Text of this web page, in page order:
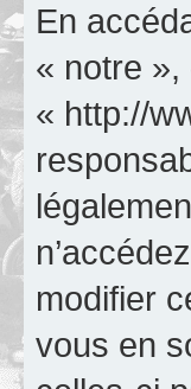
En
« notre »,
« http://
modifier
vous en